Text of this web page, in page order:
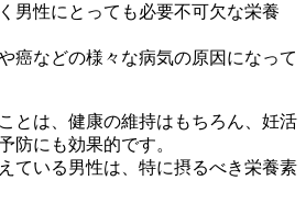
男性にとっても必要不可欠な栄養
癌などの様々な病気の原因になって
とは、健康の維持はもちろん、妊活
防にも効果的です。
ている男性は、特に摂るべき栄養素